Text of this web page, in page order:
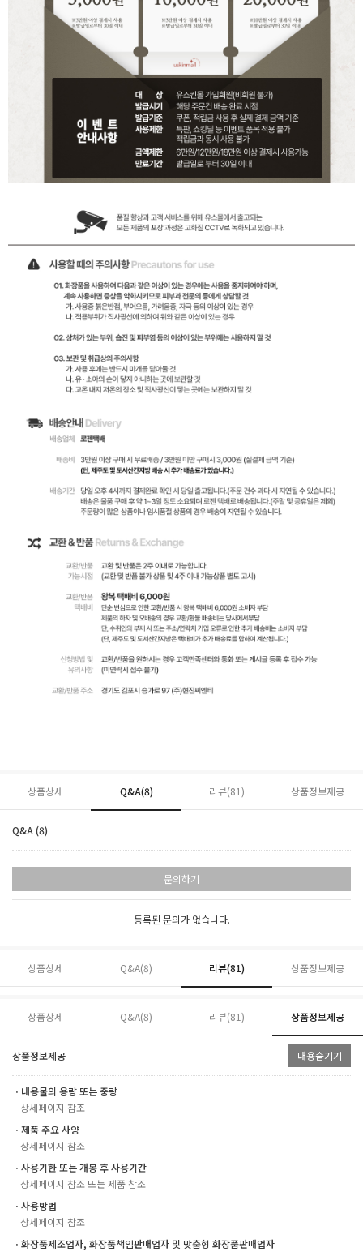
상품상세 Q&A(8) 리뷰(81) 상품정보제공
Q&A (8)
문의하기
등록된 문의가 없습니다.
상품상세 Q&A(8) 리뷰(81) 상품정보제공
상품상세 Q&A(8) 리뷰(81) 상품정보제공
상품정보제공 내용숨기기
ㆍ내용물의 용량 또는 중량
상세페이지 참조
ㆍ제품 주요 사양
상세페이지 참조
ㆍ사용기한 또는 개봉 후 사용기간
상세페이지 참조 또는 제품 참조
ㆍ사용방법
상세페이지 참조
ㆍ화장품제조업자, 화장품책임판매업자 및 맞춤형 화장품판매업자